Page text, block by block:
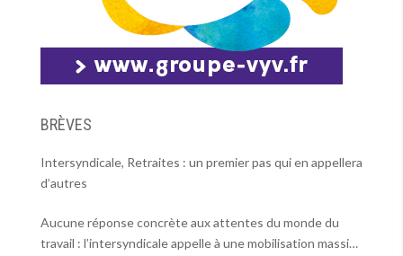
BRÈVES
Intersyndicale, Retraites : un premier pas qui en appellera
d’autres
Aucune réponse concrète aux attentes du monde du
travail : l’intersyndicale appelle à une mobilisation massive